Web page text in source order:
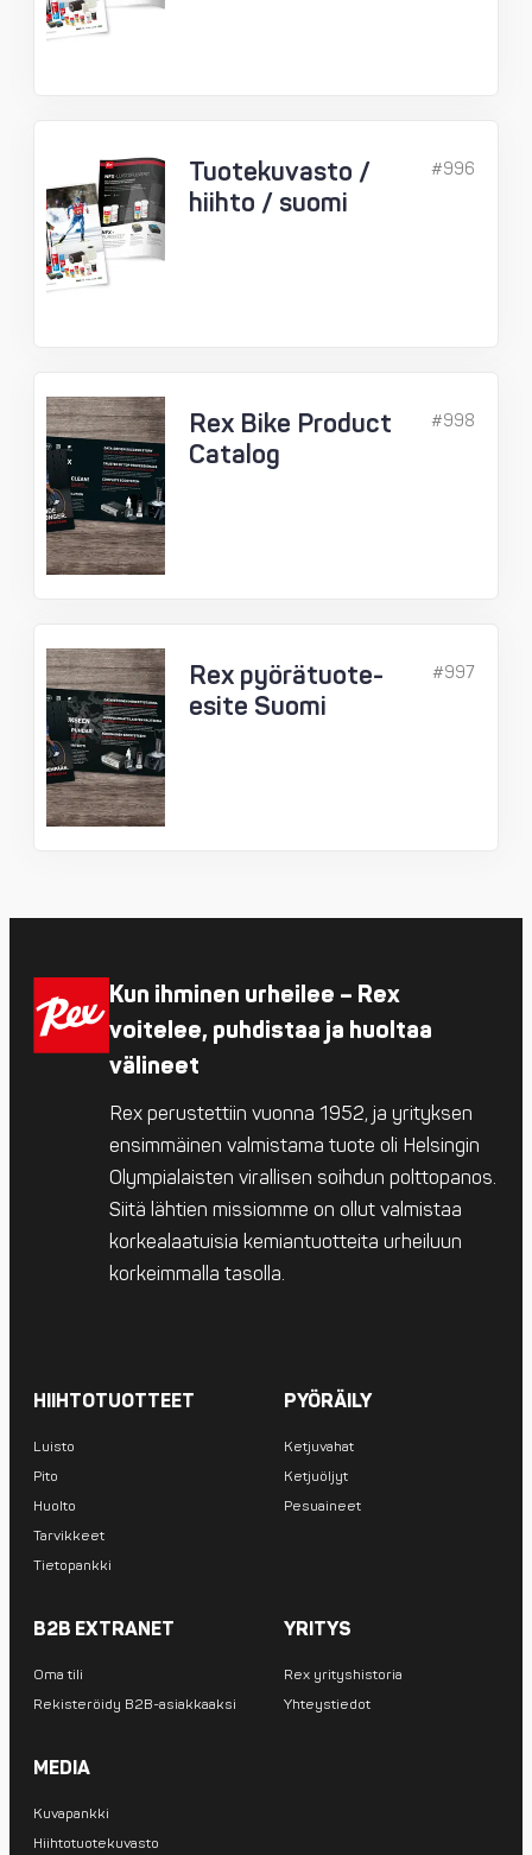
Tuotekuvasto /
hiihto / suomi
#996
Rex Bike Product
Catalog
#998
Rex pyörätuote-
esite Suomi
#997
Kun ihminen urheilee – Rex
voitelee, puhdistaa ja huoltaa
välineet
Rex perustettiin vuonna 1952, ja yrityksen
ensimmäinen valmistama tuote oli Helsingin
Olympialaisten virallisen soihdun polttopanos.
Siitä lähtien missiomme on ollut valmistaa
korkealaatuisia kemiantuotteita urheiluun
korkeimmalla tasolla.
HIIHTOTUOTTEET
Luisto
Pito
Huolto
Tarvikkeet
Tietopankki
PYÖRÄILY
Ketjuvahat
Ketjuöljyt
Pesuaineet
B2B EXTRANET
Oma tili
Rekisteröidy B2B-asiakkaaksi
YRITYS
Rex yrityshistoria
Yhteystiedot
MEDIA
Kuvapankki
Hiihtotuotekuvasto